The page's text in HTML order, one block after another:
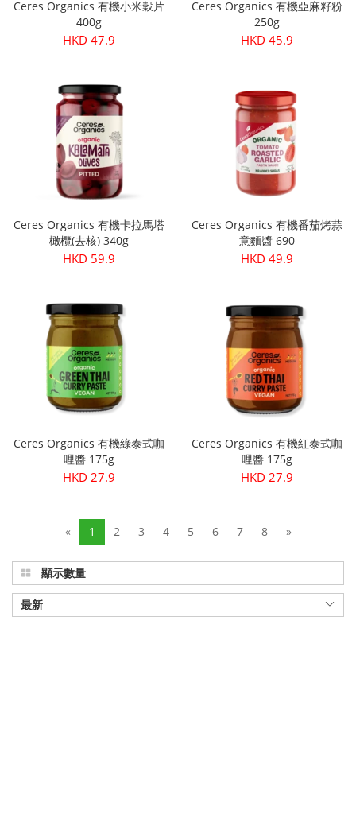
Ceres Organics 有機小米穀片
400g
HKD 47.9
Ceres Organics 有機亞麻籽粉
250g
HKD 45.9
Ceres Organics 有機卡拉馬塔
橄欖(去核) 340g
HKD 59.9
Ceres Organics 有機番茄烤蒜
意麵醬 690
HKD 49.9
Ceres Organics 有機綠泰式咖
哩醬 175g
HKD 27.9
Ceres Organics 有機紅泰式咖
哩醬 175g
HKD 27.9
« 1 2 3 4 5 6 7 8 »
顯示數量
最新